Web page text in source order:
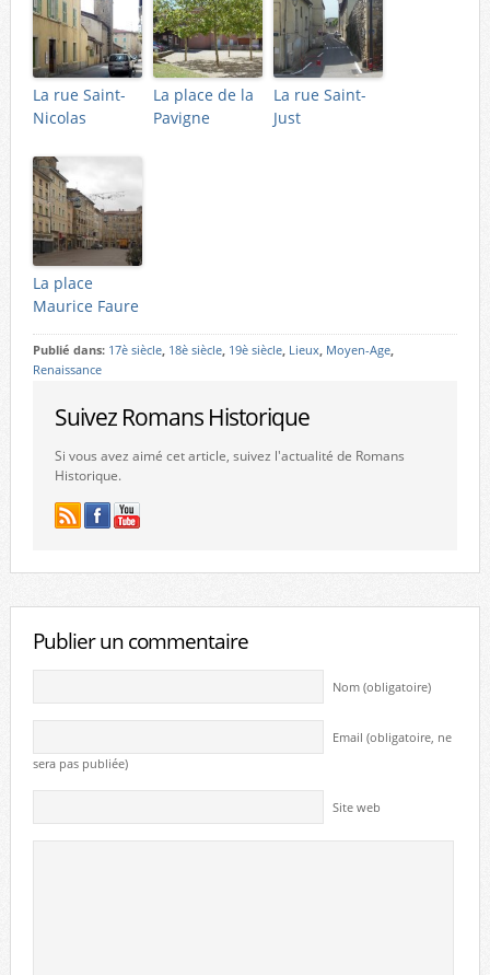
La rue Saint-
Nicolas
La place de la
Pavigne
La rue Saint-
Just
La place
Maurice Faure
Publié dans: 17è siècle, 18è siècle, 19è siècle, Lieux, Moyen-Age,
Renaissance
Suivez Romans Historique
Si vous avez aimé cet article, suivez l'actualité de Romans
Historique.
Publier un commentaire
Nom (obligatoire)
Email (obligatoire, ne
sera pas publiée)
Site web